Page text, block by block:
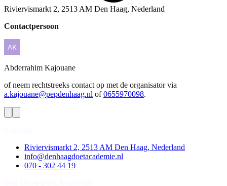
Riviervismarkt 2, 2513 AM Den Haag, Nederland
Contactpersoon
Abderrahim Kajouane
of neem rechtstreeks contact op met de organisator via
a.kajouane@pepdenhaag.nl of 0655970098.
Riviervismarkt 2, 2513 AM Den Haag, Nederland
info@denhaagdoetacademie.nl
070 - 302 44 19